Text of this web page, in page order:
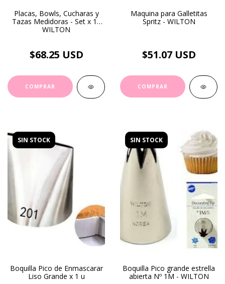
Placas, Bowls, Cucharas y
Tazas Medidoras - Set x 15
WILTON
$68.25 USD
Maquina para Galletitas
Spritz - WILTON
$51.07 USD
SIN STOCK
Boquilla Pico de Enmascarar
Liso Grande x 1 u
SIN STOCK
Boquilla Pico grande estrella
abierta Nº 1M - WILTON